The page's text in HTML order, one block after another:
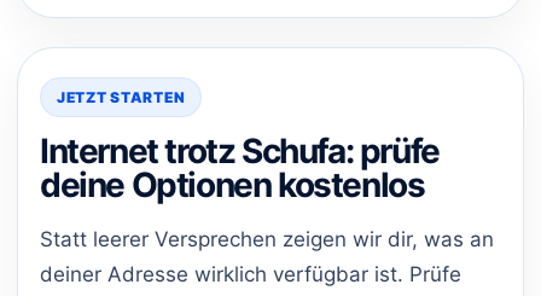
JETZT STARTEN
Internet trotz Schufa: prüfe
deine Optionen kostenlos
Statt leerer Versprechen zeigen wir dir, was an
deiner Adresse wirklich verfügbar ist. Prüfe